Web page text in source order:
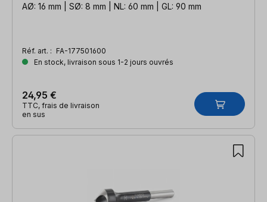
AØ: 16 mm | SØ: 8 mm | NL: 60 mm | GL: 90 mm
Réf. art. : FA-177501600
En stock, livraison sous 1-2 jours ouvrés
24,95 €
TTC, frais de livraison
en sus